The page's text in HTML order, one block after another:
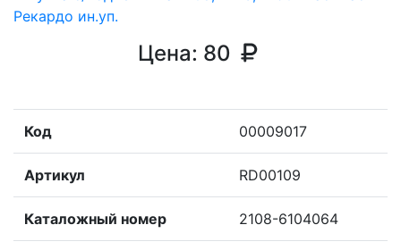
Цена: 80
Код 00009017
Артикул RD00109
Каталожный номер 2108-6104064